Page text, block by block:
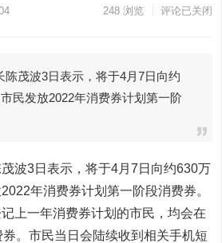
248浏览 评论已关闭
陈茂波3日表示，将于4月7日向约
民发放2022年消费券计划第一阶
波3日表示，将于4月7日向约630万
年消费券计划第一阶段消费券。
上一年消费券计划的市民，均会在
。市民当日会陆续收到相关手机短